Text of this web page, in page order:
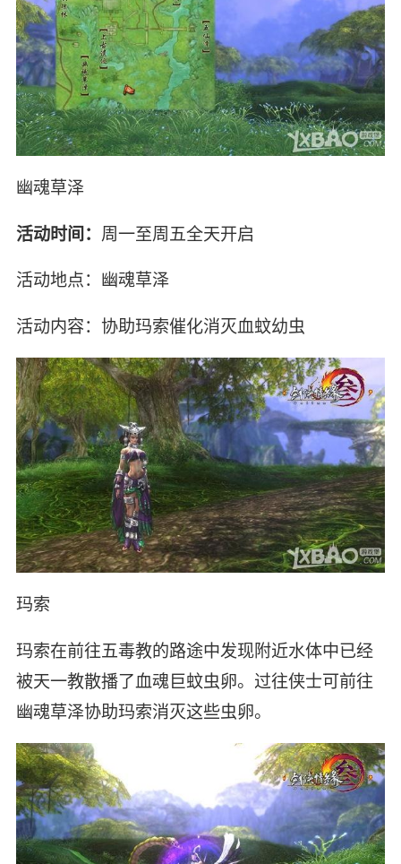
幽魂草泽
活动时间： 周一至周五全天开启
活动地点：幽魂草泽
活动内容：协助玛索催化消灭血蚊幼虫
玛索
玛索在前往五毒教的路途中发现附近水体中已经
被天一教散播了血魂巨蚊虫卵。过往侠士可前往
幽魂草泽协助玛索消灭这些虫卵。